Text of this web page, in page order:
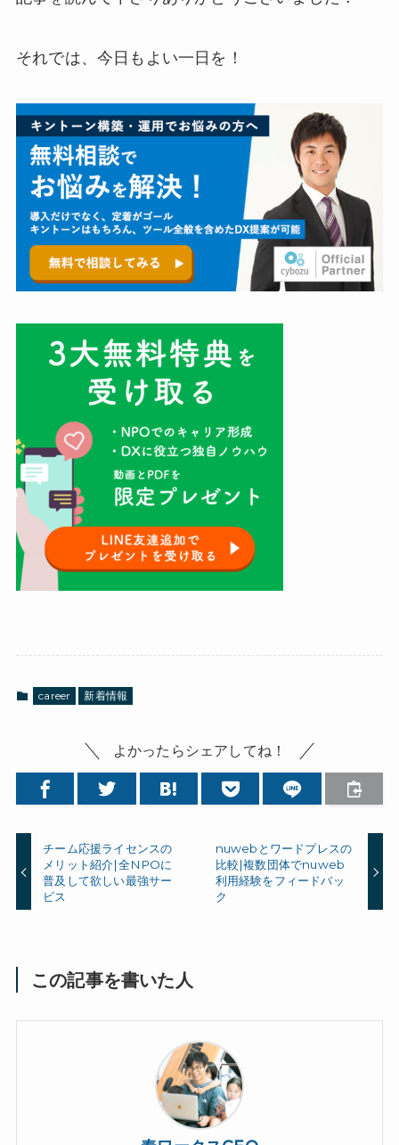
それでは、今日もよい一日を！
career 新着情報
よかったらシェアしてね！
チーム応援ライセンスの
メリット紹介|全NPOに
普及して欲しい最強サー
ビス
nuwebとワードプレスの
比較|複数団体でnuweb
利用経験をフィードバッ
ク
この記事を書いた人